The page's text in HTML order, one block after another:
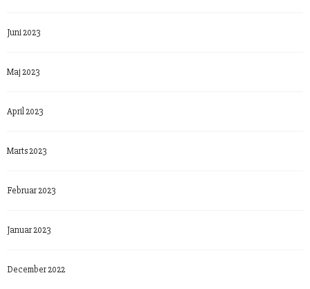
Juni 2023
Maj 2023
April 2023
Marts 2023
Februar 2023
Januar 2023
December 2022